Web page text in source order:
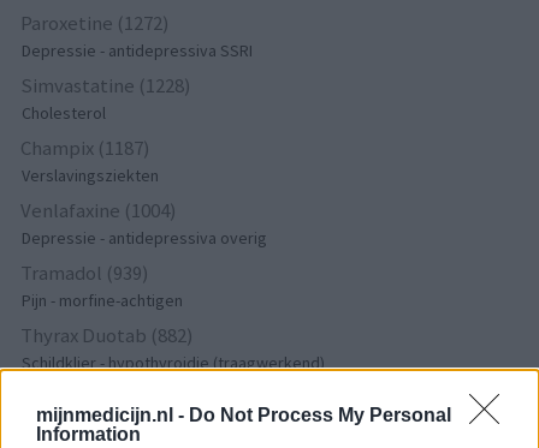
mijnmedicijn.nl - Do Not Process My Personal
Information
Paroxetine (1272)
Depressie - antidepressiva SSRI
Simvastatine (1228)
Cholesterol
Champix (1187)
Verslavingsziekten
Venlafaxine (1004)
Depressie - antidepressiva overig
Tramadol (939)
Pijn - morfine-achtigen
Thyrax Duotab (882)
Schildklier - hypothyroidie (traagwerkend)
Maagzuur - protonpompremmers